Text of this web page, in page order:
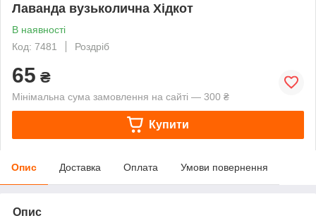
Лаванда вузьколична Хідкот
В наявності
Код: 7481
Роздріб
65 ₴
Мінімальна сума замовлення на сайті — 300 ₴
Купити
Опис Доставка Оплата Умови повернення
Опис